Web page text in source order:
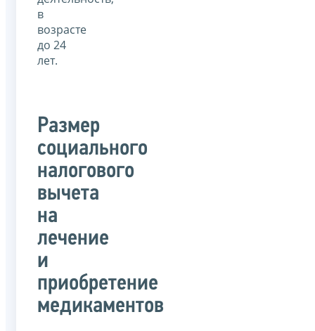
в
возрасте
до 24
лет.
Размер
социального
налогового
вычета
на
лечение
и
приобретение
медикаментов